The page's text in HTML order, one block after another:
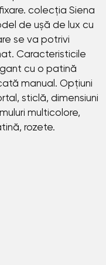
colecția Siena
de ușă de lux cu
se va potrivi
Caracteristicile
cu o patină
manual. Opțiuni
sticlă, dimensiuni
multicolore,
rozete.